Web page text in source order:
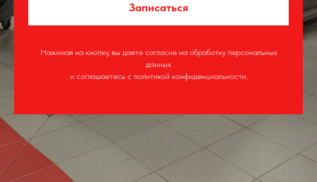
Записаться
Нажимая на кнопку, вы даете согласие на обработку персональных
данных
и соглашаетесь c политикой конфиденциальности.